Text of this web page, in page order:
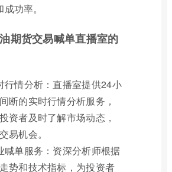
功率。
期货交易喊单直播室的
行情分析：直播室提供24小
断的实时行情分析服务，
资者及时了解市场动态，
易机会。
喊单服务：资深分析师根据
势和技术指标，为投资者